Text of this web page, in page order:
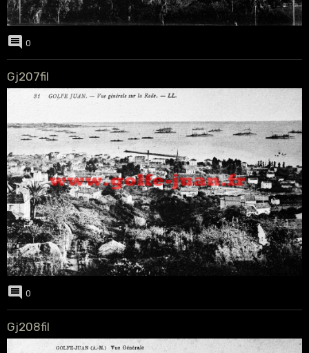
0
Gj207fil
0
Gj208fil